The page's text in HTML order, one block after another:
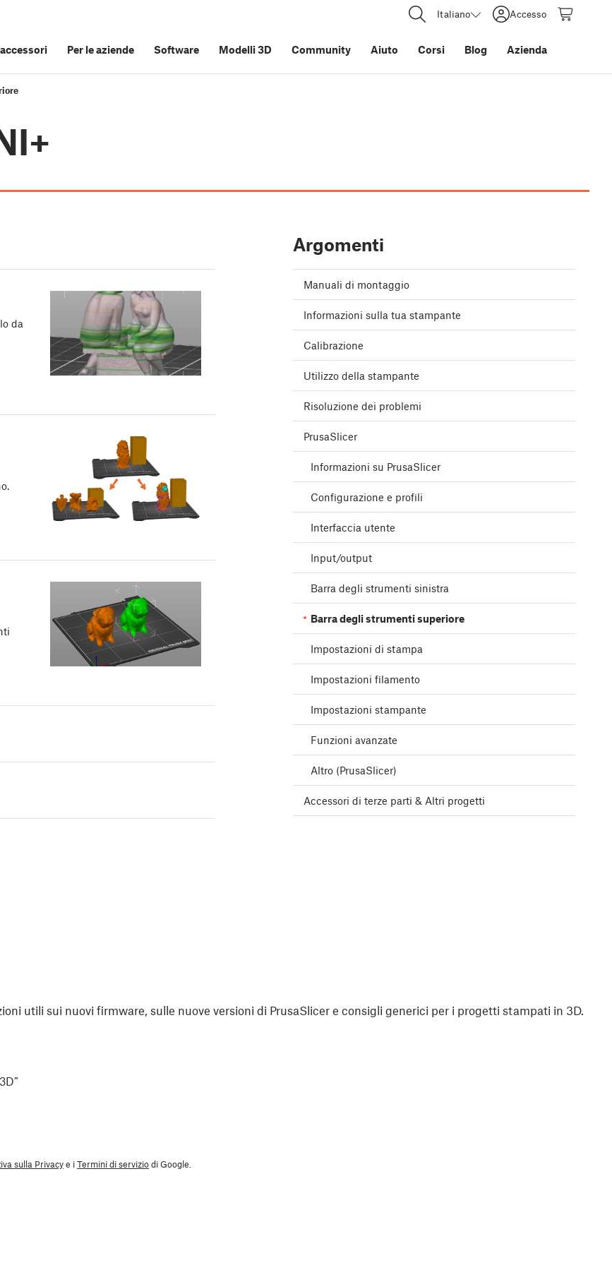
Italiano Accesso
Per le aziende Software Modelli 3D Community Aiuto Corsi Blog Azienda
da
Argomenti
Manuali di montaggio
Informazioni sulla tua stampante
Calibrazione
Utilizzo della stampante
Risoluzione dei problemi
PrusaSlicer
Informazioni su PrusaSlicer
Configurazione e profili
Interfaccia utente
Input/output
Barra degli strumenti sinistra
Barra degli strumenti superiore
Impostazioni di stampa
Impostazioni filamento
Impostazioni stampante
Funzioni avanzate
Altro (PrusaSlicer)
Accessori di terze parti & Altri progetti
utili sui nuovi firmware, sulle nuove versioni di PrusaSlicer e consigli generici per i progetti stampati in 3D.
sulla Privacye iTermini di serviziodi Google.